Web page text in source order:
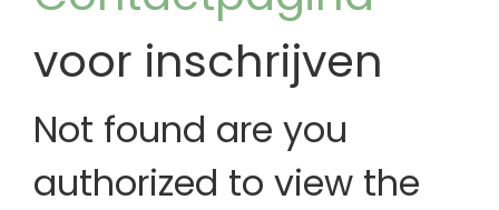
voor inschrijven
Not found are you
authorized to view the